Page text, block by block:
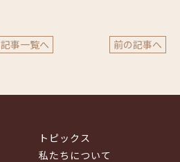
記事一覧へ 前の記事へ
トピックス
私たちについて